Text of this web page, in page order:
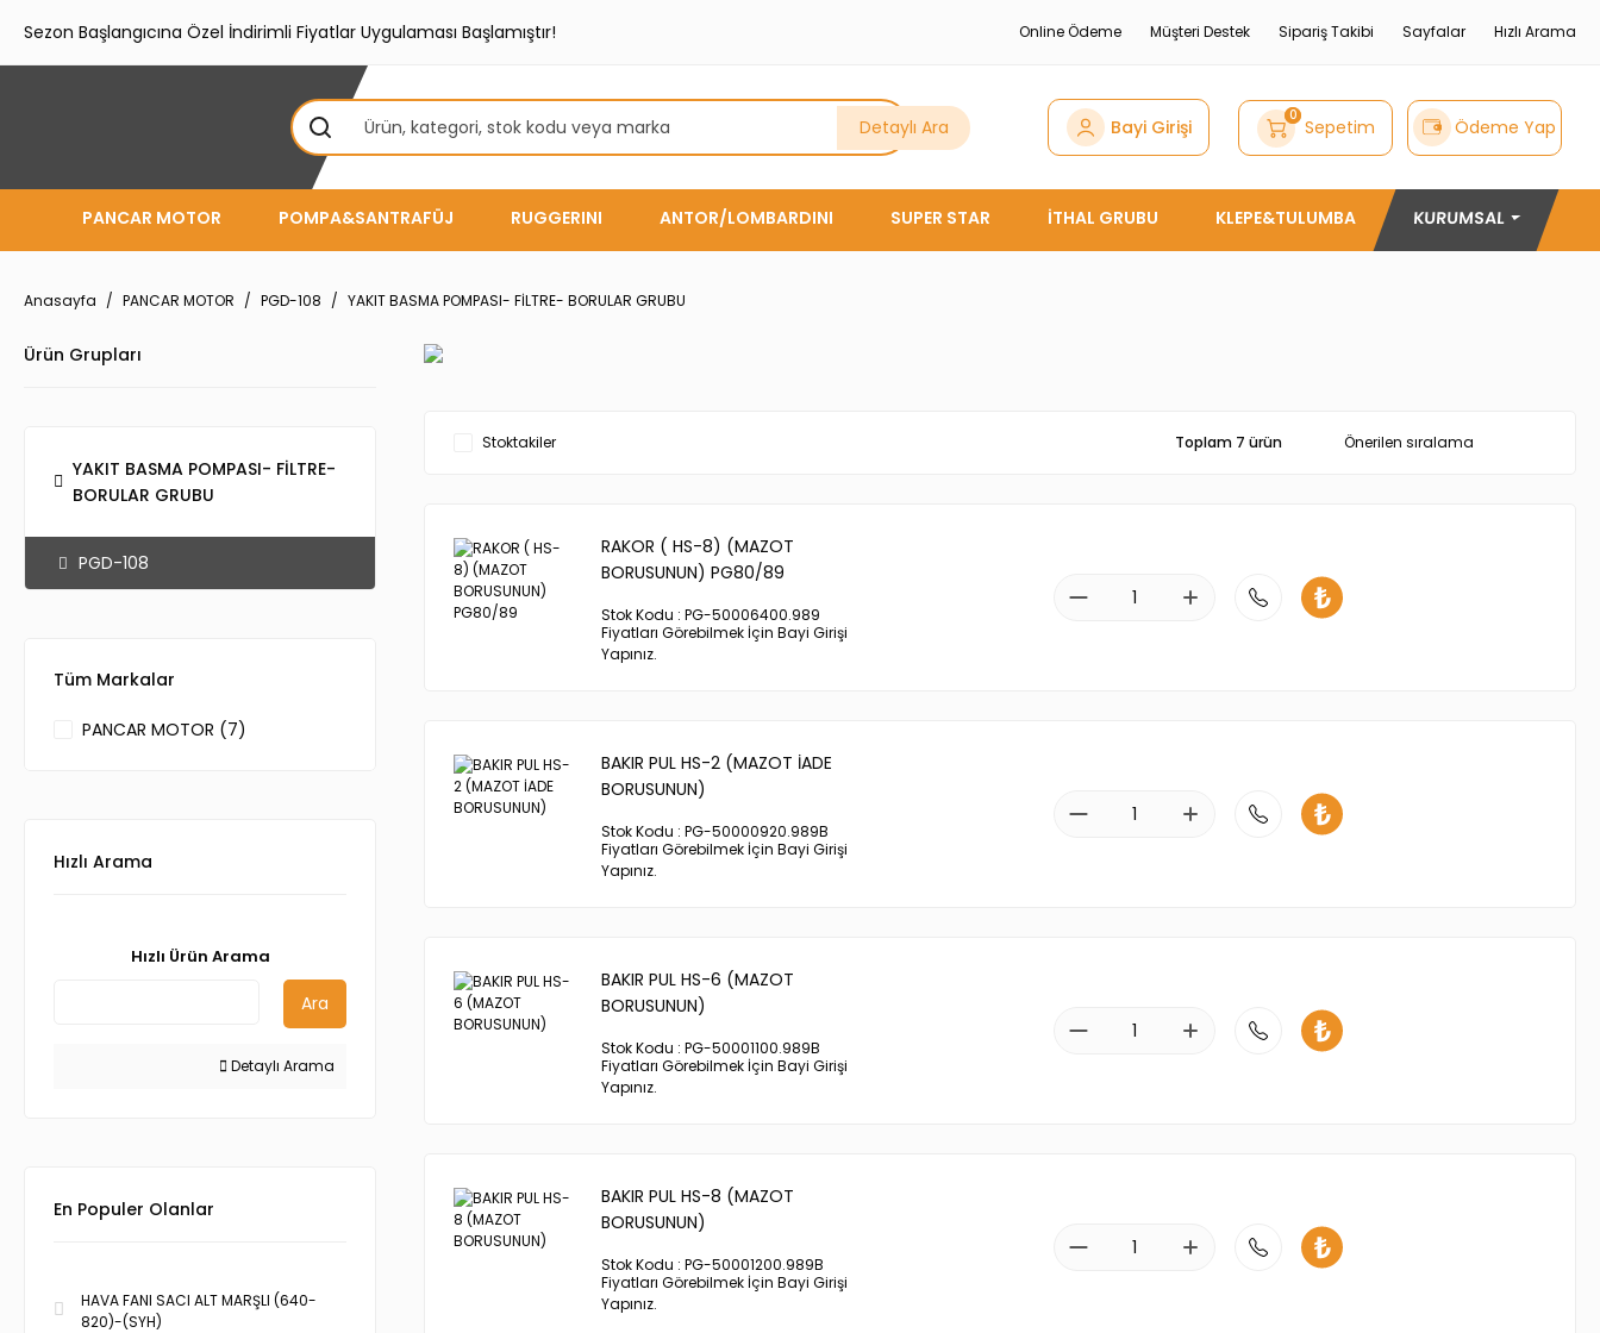
Sezon Başlangıcına Özel İndirimli Fiyatlar Uygulaması Başlamıştır! Online Ödeme Müşteri Destek Sipariş Takibi Sayfalar Hızlı Arama
Detaylı Ara Bayi Girişi 0 Sepetim Ödeme Yap
PANCAR MOTOR POMPA&SANTRAFÜJ RUGGERINI ANTOR/LOMBARDINI SUPER STAR İTHAL GRUBU KLEPE&TULUMBA KURUMSAL
Anasayfa PANCAR MOTOR PGD-108 YAKIT BASMA POMPASI- FİLTRE- BORULAR GRUBU
Ürün Grupları
YAKIT BASMA POMPASI- FİLTRE-
BORULAR GRUBU
PGD-108
Tüm Markalar
PANCAR MOTOR (7)
Hızlı Arama
Hızlı Ürün Arama
Ara
Detaylı Arama
En Populer Olanlar
HAVA FANI SACI ALT MARŞLI (640-
820)-(SYH)
Stoktakiler Toplam 7 ürün
RAKOR ( HS-8) (MAZOT
BORUSUNUN) PG80/89
Stok Kodu : PG-50006400.989
Fiyatları Görebilmek İçin Bayi Girişi
Yapınız.
BAKIR PUL HS-2 (MAZOT İADE
BORUSUNUN)
Stok Kodu : PG-50000920.989B
Fiyatları Görebilmek İçin Bayi Girişi
Yapınız.
BAKIR PUL HS-6 (MAZOT
BORUSUNUN)
Stok Kodu : PG-50001100.989B
Fiyatları Görebilmek İçin Bayi Girişi
Yapınız.
BAKIR PUL HS-8 (MAZOT
BORUSUNUN)
Stok Kodu : PG-50001200.989B
Fiyatları Görebilmek İçin Bayi Girişi
Yapınız.